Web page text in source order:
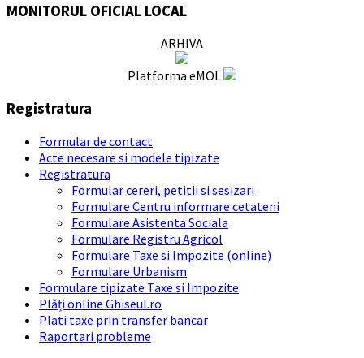
MONITORUL OFICIAL LOCAL
ARHIVA
Platforma eMOL
Registratura
Formular de contact
Acte necesare si modele tipizate
Registratura
Formular cereri, petitii si sesizari
Formulare Centru informare cetateni
Formulare Asistenta Sociala
Formulare Registru Agricol
Formulare Taxe si Impozite (online)
Formulare Urbanism
Formulare tipizate Taxe si Impozite
Plăți online Ghiseul.ro
Plati taxe prin transfer bancar
Raportari probleme